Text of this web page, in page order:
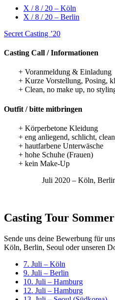
X / 8 / 20 – Köln
X / 8 / 20 – Berlin
Secret Casting ’20
Casting Call / Informationen
+ Voranmeldung & Einladung
+ Kurze Vorstellung, Posing,
+ Clean, no make up, no
Outfit / bitte mitbringen
+ Körperbetone Kleidung
+ eng anliegend, schlicht,
+ hautfarbene Unterwäsche
+ hohe Schuhe (Frauen)
+ kein Make-Up
Juli 2020 – Köln,
Casting Tour
Sende uns deine Bewerbung für
Köln, Berlin, Seoul oder unseren
7. Juli – Köln
9. Juli – Berlin
10. Juli – Hamburg
12. Juli – Hamburg